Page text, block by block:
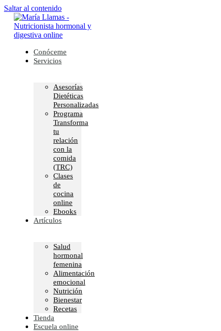
Saltar al contenido
Conóceme
Servicios
Asesorías
Dietéticas
Personalizadas
Programa
Transforma
tu
relación
con la
comida
(TRC)
Clases
de
cocina
online
Ebooks
Artículos
Salud
hormonal
femenina
Alimentación
emocional
Nutrición
Bienestar
Recetas
Tienda
Escuela online